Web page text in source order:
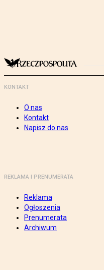
KONTAKT
O nas
Kontakt
Napisz do nas
REKLAMA I PRENUMERATA
Reklama
Ogłoszenia
Prenumerata
Archiwum